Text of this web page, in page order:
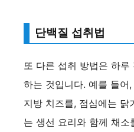
단백질 섭취법
또 다른 섭취 방법은 하루
하는 것입니다. 예를 들어
지방 치즈를, 점심에는 닭
는 생선 요리와 함께 채